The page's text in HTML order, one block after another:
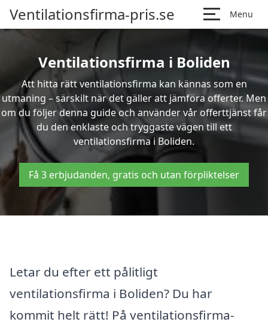
Ventilationsfirma-pris.se Menu
Ventilationsfirma i Boliden
Att hitta rätt ventilationsfirma kan kännas som en
utmaning – särskilt när det gäller att jämföra offerter. Men
om du följer denna guide och använder vår offerttjänst får
du den enklaste och tryggaste vägen till ett
ventilationsfirma i Boliden.
Få 3 erbjudanden, gratis och utan förpliktelser
Letar du efter ett pålitligt
ventilationsfirma i Boliden? Du har
kommit helt rätt! På ventilationsfirma-